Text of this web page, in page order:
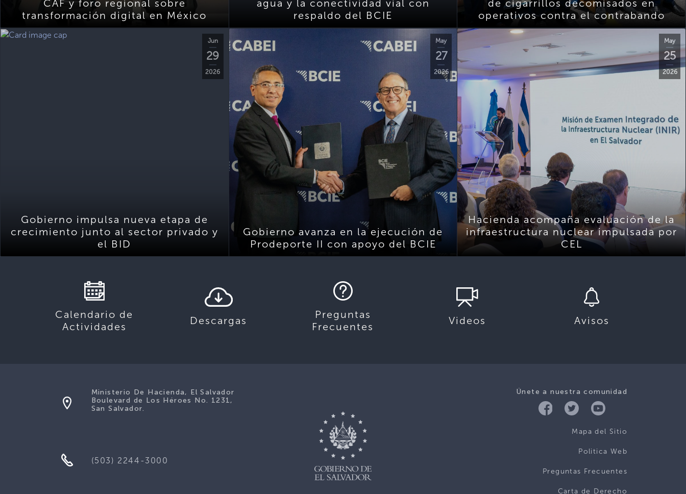
CAF y foro regional sobre
transformación digital en México
agua y la conectividad vial con
respaldo del BCIE
de cigarrillos decomisados en
operativos contra el contrabando
Jun
29
2026
Gobierno impulsa nueva etapa de
crecimiento junto al sector privado y
el BID
May
27
2026
Gobierno avanza en la ejecución de
Prodeporte II con apoyo del BCIE
May
25
2026
Hacienda acompaña evaluación de la
infraestructura nuclear impulsada por
CEL
Calendario de
Actividades
Descargas
Preguntas
Frecuentes
Videos Avisos
Únete a nuestra comunidad
Mapa del Sitio
Politica Web
Preguntas Frecuentes
Carta de Derecho
Ministerio De Hacienda, El Salvador
Boulevard de Los Héroes No. 1231,
San Salvador.
(503) 2244-3000